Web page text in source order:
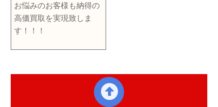
お悩みのお客様も納得の
高価買取を実現致しま
す！！！